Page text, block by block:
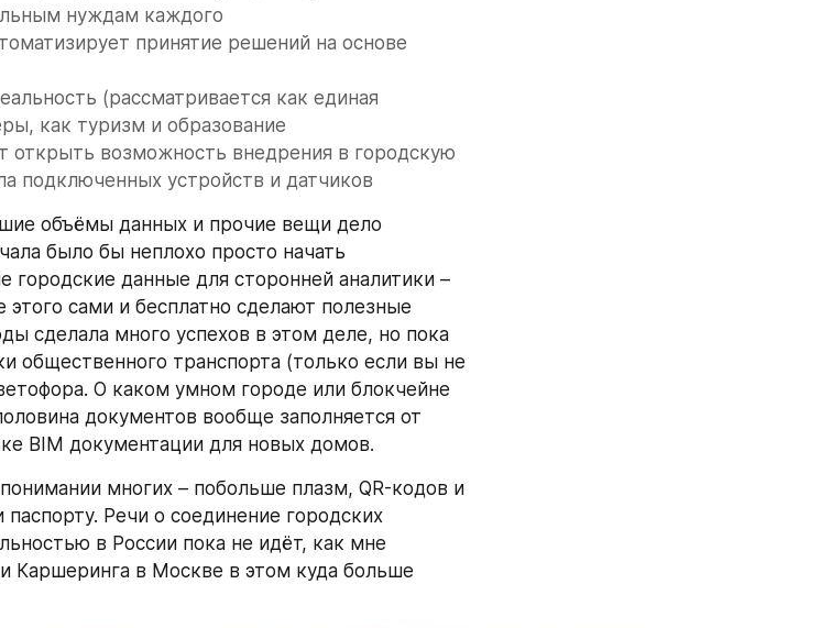
нуждам каждого
принятие решений на основе
(рассматривается как единая
как туризм и образование
открыть возможность внедрения в городскую
подключенных устройств и датчиков
объёмы данных и прочие вещи дело
было бы неплохо просто начать
городские данные для сторонней аналитики –
этого сами и бесплатно сделают полезные
сделала много успехов в этом деле, но пока
общественного транспорта (только если вы не
О каком умном городе или блокчейне
документов вообще заполняется от
BIM документации для новых домов.
многих – побольше плазм, QR-кодов и
Речи о соединение городских
в России пока не идёт, как мне
Каршеринга в Москве в этом куда больше